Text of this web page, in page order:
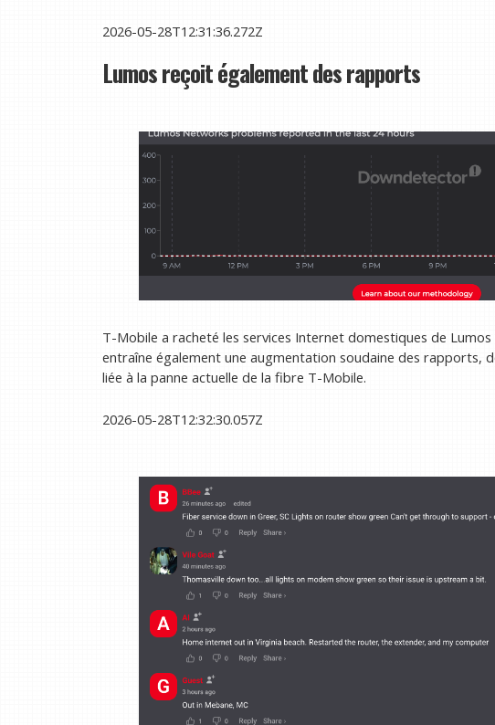
2026-05-28T12:31:36.272Z
Lumos reçoit également des rapports
T-Mobile a racheté les services Internet domestiques de
entraîne également une augmentation soudaine des rapports,
liée à la panne actuelle de la fibre T-Mobile.
2026-05-28T12:32:30.057Z